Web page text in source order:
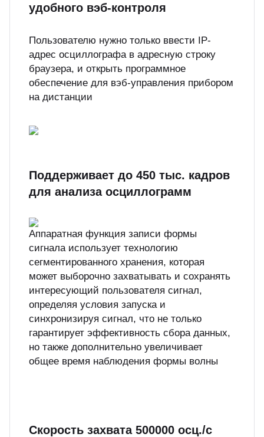
удобного вэб-контроля
Пользователю нужно только ввести IP-
адрес осциллографа в адресную строку
браузера, и открыть программное
обеспечение для вэб-управления прибором
на дистанции
Поддерживает до 450 тыс. кадров
для анализа осциллограмм
Аппаратная функция записи формы
сигнала использует технологию
сегментированного хранения, которая
может выборочно захватывать и сохранять
интересующий пользователя сигнал,
определяя условия запуска и
синхронизируя сигнал, что не только
гарантирует эффективность сбора данных,
но также дополнительно увеличивает
общее время наблюдения формы волны
Скорость захвата 500000 осц./с